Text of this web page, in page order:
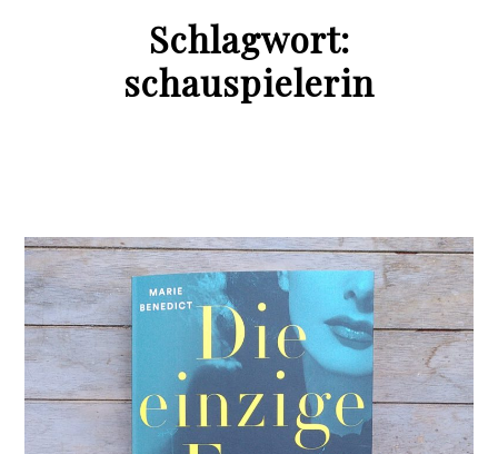
Schlagwort:
schauspielerin